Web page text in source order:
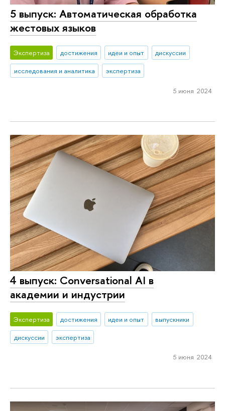
5 выпуск: Автоматическая обработка
жестовых языков
Экспертиза достижения идеи и опыт
дискуссии
исследования и аналитика
экспертиза
5 июня 2024
4 выпуск: Conversational AI в
академии и индустрии
Экспертиза достижения идеи и опыт
выпускники
дискуссии
экспертиза
5 июня 2024